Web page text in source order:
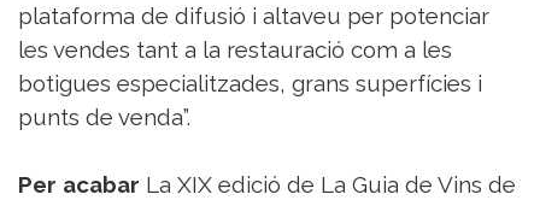
plataforma de difusió i altaveu per potenciar
les vendes tant a la restauració com a les
botigues especialitzades, grans superfícies i
punts de venda”.
Per acabar La XIX edició de La Guia de Vins de